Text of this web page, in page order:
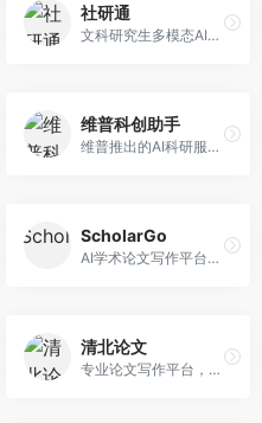
社研通
文科研究生多模态AI学术写作平台。面向文科研究生和社科研究者，提供文献综述、理论分析、定性研究辅助等服务，文科研究方法论支持完善。
维普科创助手
维普推出的AI科研服务平台，整合学术资源与智能写作。面向科研人员和高校师生，提供文献检索、论文写作、查重检测等一站式服务，学术资源权威可靠。
ScholarGo
AI学术论文写作平台，专注于理工科领域的逻辑构建。面向理工科研究生和科研工作者，提供公式编辑、数据分析、论文结构优化等服务，理工科写作逻辑严谨。
清北论文
专业论文写作平台，依托高校学术资源。面向本科生和研究生，提供论文指导、写作辅助、查重检测等服务，学术规范性强，适合追求高质量论文的用户。